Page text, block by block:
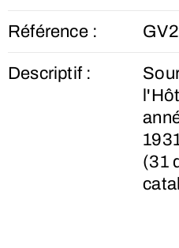
Référence :
Descriptif :
(31